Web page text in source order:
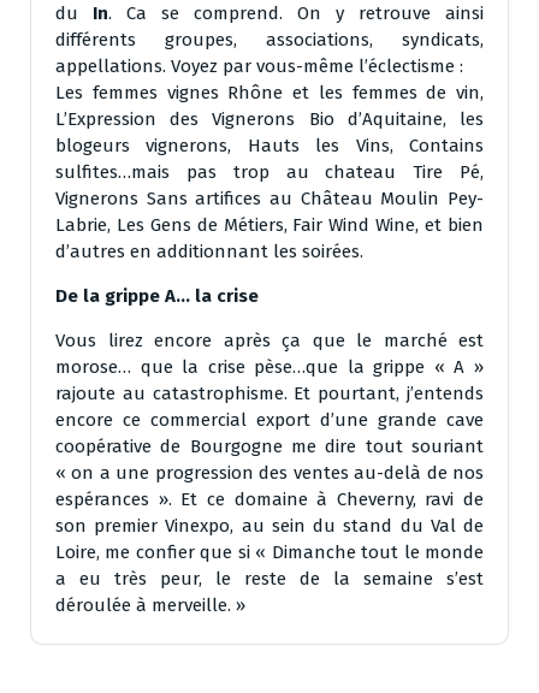
du In. Ca se comprend. On y retrouve ainsi
différents groupes, associations, syndicats,
appellations. Voyez par vous-même l’éclectisme :
Les femmes vignes Rhône et les femmes de vin,
L’Expression des Vignerons Bio d’Aquitaine, les
blogeurs vignerons, Hauts les Vins, Contains
sulfites…mais pas trop au chateau Tire Pé,
Vignerons Sans artifices au Château Moulin Pey-
Labrie, Les Gens de Métiers, Fair Wind Wine, et bien
d’autres en additionnant les soirées.
De la grippe A… la crise
Vous lirez encore après ça que le marché est
morose… que la crise pèse…que la grippe « A »
rajoute au catastrophisme. Et pourtant, j’entends
encore ce commercial export d’une grande cave
coopérative de Bourgogne me dire tout souriant
« on a une progression des ventes au-delà de nos
espérances ». Et ce domaine à Cheverny, ravi de
son premier Vinexpo, au sein du stand du Val de
Loire, me confier que si « Dimanche tout le monde
a eu très peur, le reste de la semaine s’est
déroulée à merveille. »